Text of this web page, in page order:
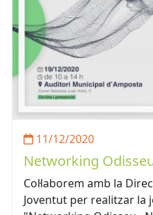
11/12/2020
Networking
Col·laborem amb la
Joventut per realitzar la